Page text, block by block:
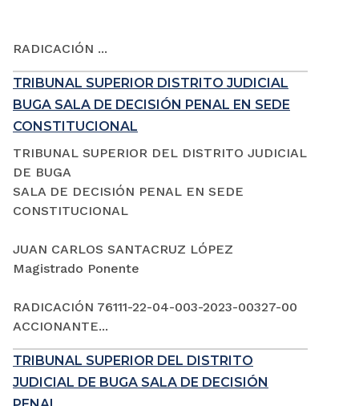
RADICACIÓN ...
TRIBUNAL SUPERIOR DISTRITO JUDICIAL
BUGA SALA DE DECISIÓN PENAL EN SEDE
CONSTITUCIONAL
TRIBUNAL SUPERIOR DEL DISTRITO JUDICIAL
DE BUGA
SALA DE DECISIÓN PENAL EN SEDE
CONSTITUCIONAL
JUAN CARLOS SANTACRUZ LÓPEZ
Magistrado Ponente
RADICACIÓN 76111-22-04-003-2023-00327-00
ACCIONANTE...
TRIBUNAL SUPERIOR DEL DISTRITO
JUDICIAL DE BUGA SALA DE DECISIÓN